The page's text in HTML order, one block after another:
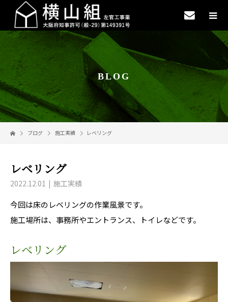
BLOG
ブログ 施工実績 レベリング
レベリング
2022.12.01 施工実績
今回は床のレベリングの作業風景です。
施工場所は、事務所やエントランス、トイレなどです。
レベリング